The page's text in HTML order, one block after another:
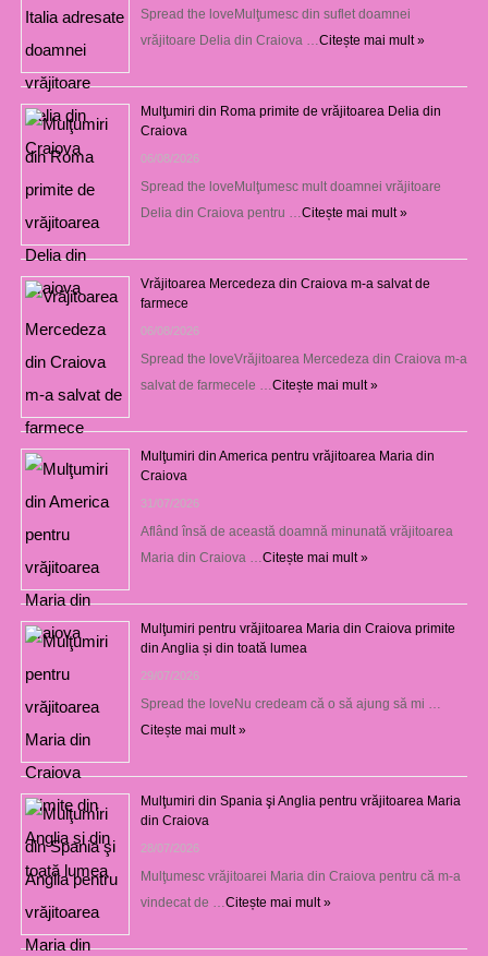
Spread the loveMulţumesc din suflet doamnei
vrăjitoare Delia din Craiova …Citește mai mult »
Mulţumiri din Roma primite de vrăjitoarea Delia din
Craiova
06/08/2026
Spread the loveMulţumesc mult doamnei vrăjitoare
Delia din Craiova pentru …Citește mai mult »
Vrăjitoarea Mercedeza din Craiova m-a salvat de
farmece
06/08/2026
Spread the loveVrăjitoarea Mercedeza din Craiova m-a
salvat de farmecele …Citește mai mult »
Mulţumiri din America pentru vrăjitoarea Maria din
Craiova
31/07/2026
Aflând însă de această doamnă minunată vrăjitoarea
Maria din Craiova …Citește mai mult »
Mulţumiri pentru vrăjitoarea Maria din Craiova primite
din Anglia și din toată lumea
29/07/2026
Spread the loveNu credeam că o să ajung să mi …
Citește mai mult »
Mulţumiri din Spania şi Anglia pentru vrăjitoarea Maria
din Craiova
28/07/2026
Mulţumesc vrăjitoarei Maria din Craiova pentru că m-a
vindecat de …Citește mai mult »